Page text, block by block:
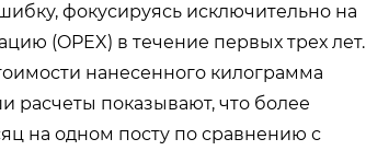
фокусируясь исключительно на
(OPEX) в течение первых трех лет.
нанесенного килограмма
расчеты показывают, что более
на одном посту по сравнению с